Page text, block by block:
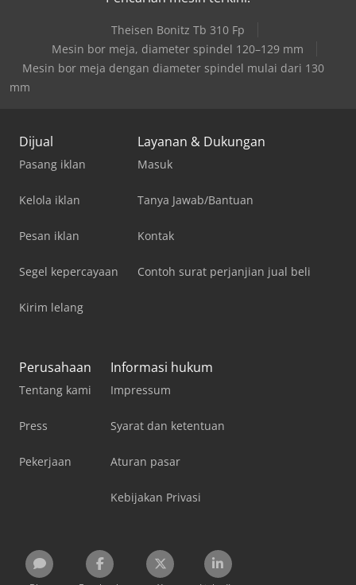
Theisen Bonitz Tb 310 Fp
Mesin bor meja, diameter spindel 120–129 mm
Mesin bor meja dengan diameter spindel mulai dari 130
mm
Dijual
Pasang iklan
Kelola iklan
Pesan iklan
Segel kepercayaan
Kirim lelang
Layanan & Dukungan
Masuk
Tanya Jawab/Bantuan
Kontak
Contoh surat perjanjian jual beli
Perusahaan
Tentang kami
Press
Pekerjaan
Informasi hukum
Impressum
Syarat dan ketentuan
Aturan pasar
Kebijakan Privasi